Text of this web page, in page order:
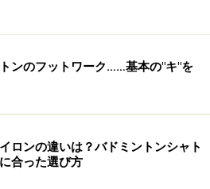
、ラケットに記載された
に、もう一つ見てほしいのは
の太さを表示しているもので
ンのフットワーク……基本の"キ"を
ロンの違いは？バドミントンシャト
合った選び方